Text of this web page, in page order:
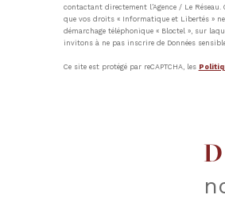
contactant directement l’Agence / Le Réseau.
que vos droits « Informatique et Libertés »
démarchage téléphonique « Bloctel », sur
invitons à ne pas inscrire de Données
Ce site est protégé par reCAPTCHA, les